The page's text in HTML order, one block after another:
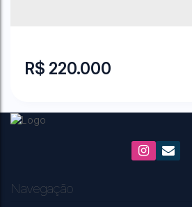
R$ 220.000
Navegação